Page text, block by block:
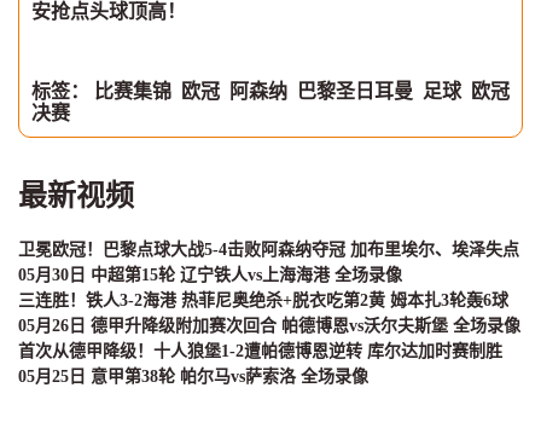
安抢点头球顶高！
标签： 比赛集锦 欧冠 阿森纳 巴黎圣日耳曼 足球
欧冠
决赛
最新视频
卫冕欧冠！巴黎点球大战5-4击败阿森纳夺冠 加布里埃尔、埃泽失点
05月30日 中超第15轮 辽宁铁人vs上海海港 全场录像
三连胜！铁人3-2海港 热菲尼奥绝杀+脱衣吃第2黄 姆本扎3轮轰6球
05月26日 德甲升降级附加赛次回合 帕德博恩vs沃尔夫斯堡 全场录像
首次从德甲降级！十人狼堡1-2遭帕德博恩逆转 库尔达加时赛制胜
05月25日 意甲第38轮 帕尔马vs萨索洛 全场录像